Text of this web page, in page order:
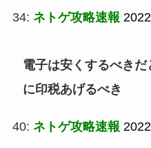
34: ネトゲ攻略速報
電子は安くするべき
に印税あげるべき
40: ネトゲ攻略速報